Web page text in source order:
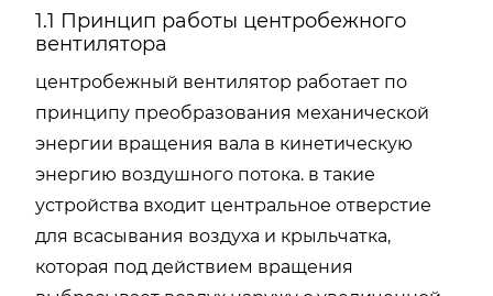
1.1 Принцип работы центробежного
вентилятора
центробежный вентилятор работает по
принципу преобразования механической
энергии вращения вала в кинетическую
энергию воздушного потока. в такие
устройства входит центральное отверстие
для всасывания воздуха и крыльчатка,
которая под действием вращения